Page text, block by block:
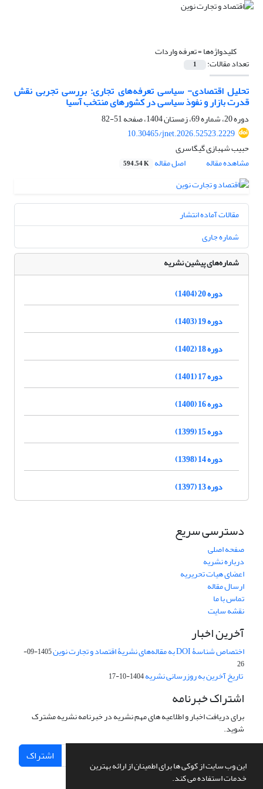
این وب سایت از کوکی ها برای اطمینان از ارائه بهترین
خدمات استفاده می کند.
کلیدواژه‌ها =تعرفه واردات
تعداد مقالات: 1
تحلیل اقتصادی- سیاسی تعرفه‌های تجاری: بررسی تجربی نقش
قدرت بازار و نفوذ سیاسی در کشورهای منتخب آسیا
دوره 20، شماره 69، زمستان 1404، صفحه
51-82
10.30465/jnet.2026.52523.2229
حبیب شهبازی گیگاسری
مشاهده مقاله
اصل مقاله 594.54 K
مقالات آماده انتشار
شماره جاری
شماره‌های پیشین نشریه
دوره 20 (1404)
دوره 19 (1403)
دوره 18 (1402)
دوره 17 (1401)
دوره 16 (1400)
دوره 15 (1399)
دوره 14 (1398)
دوره 13 (1397)
دسترسی سریع
صفحه اصلی
درباره نشریه
اعضای هیات تحریریه
ارسال مقاله
تماس با ما
نقشه سایت
آخرین اخبار
اختصاص شناسۀ DOI به مقاله‌های نشریۀ اقتصاد و تجارت نوین
1405-09-
26
تاریخ آخرین به روزرسانی نشریه1404-10-17
اشتراک خبرنامه
برای دریافت اخبار و اطلاعیه های مهم نشریه در خبرنامه نشریه مشترک
شوید.
اشتراک